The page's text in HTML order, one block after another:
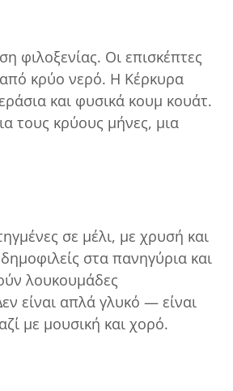
φιλοξενίας. Οι επισκέπτες
κρύο νερό. Η Κέρκυρα
και φυσικά κουμ κουάτ.
τους κρύους μήνες, μια
σε μέλι, με χρυσή και
στα πανηγύρια και
λουκουμάδες
είναι απλά γλυκό — είναι
με μουσική και χορό.